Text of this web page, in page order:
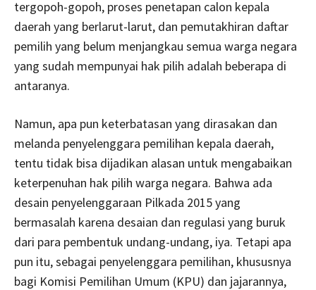
tergopoh-gopoh, proses penetapan calon kepala
daerah yang berlarut-larut, dan pemutakhiran daftar
pemilih yang belum menjangkau semua warga negara
yang sudah mempunyai hak pilih adalah beberapa di
antaranya.
Namun, apa pun keterbatasan yang dirasakan dan
melanda penyelenggara pemilihan kepala daerah,
tentu tidak bisa dijadikan alasan untuk mengabaikan
keterpenuhan hak pilih warga negara. Bahwa ada
desain penyelenggaraan Pilkada 2015 yang
bermasalah karena desaian dan regulasi yang buruk
dari para pembentuk undang-undang, iya. Tetapi apa
pun itu, sebagai penyelenggara pemilihan, khususnya
bagi Komisi Pemilihan Umum (KPU) dan jajarannya,